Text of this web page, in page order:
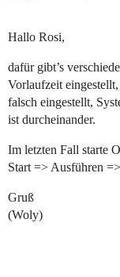
Hallo Rosi,
dafür gibt’s
Vorlaufzeit
falsch eingestellt,
ist durcheinander.
Im letzten Fall starte
Start => Ausführen
Gruß
(Woly)